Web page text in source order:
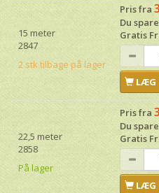
15 meter
2847
2 stk tilbage på lager
Pris fra
Du
Gratis
LÆG
22,5 meter
2858
På lager
Pris fra
Du
Gratis
LÆG